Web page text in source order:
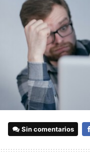
Sin comentarios